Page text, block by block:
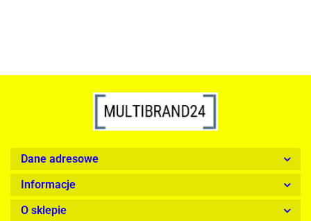
Dane adresowe
Informacje
O sklepie